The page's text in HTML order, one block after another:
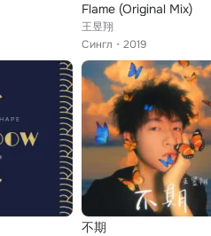
Flame (Original Mix)
王昱翔
Сингл
2019
不期